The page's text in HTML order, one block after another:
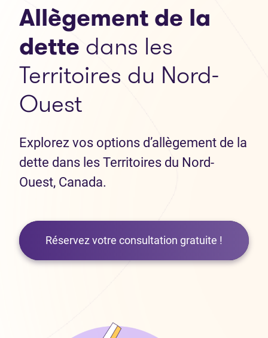
Allègement de la
dette dans les
Territoires du Nord-
Ouest
Explorez vos options d’allègement de la
dette dans les Territoires du Nord-
Ouest, Canada.
Réservez votre consultation gratuite !